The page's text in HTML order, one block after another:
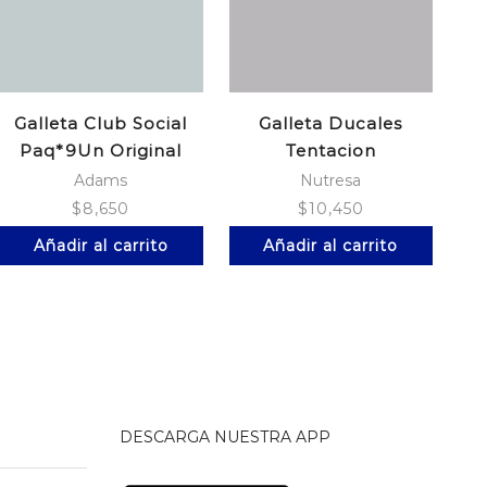
Galleta Club Social
Paq*9Un Original
Adams
$8,650
Añadir al carrito
Galleta Ducales
Tentacion
Provocacion*6
Nutresa
$10,450
Añadir al carrito
DESCARGA NUESTRA APP